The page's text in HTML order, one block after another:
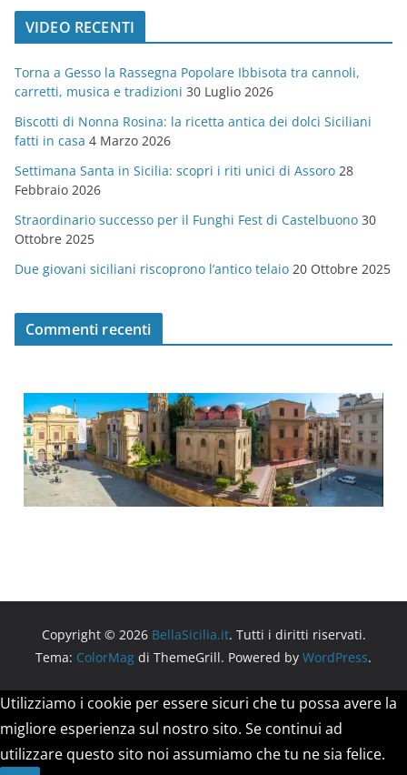
t
o
r
i
e
VIDEO RECENTI
Torna a Gesso la Rassegna Popolare Ibbisota tra cannoli,
carretti, musica e tradizioni 30 Luglio 2026
Biscotti di Nonna Rosina: la ricetta antica dei dolci Siciliani
fatti in casa 4 Marzo 2026
Settimana Santa in Sicilia: scopri i riti unici di Assoro 28
Febbraio 2026
Straordinario successo per il Funghi Fest di Castelbuono 30
Ottobre 2025
Due giovani siciliani riscoprono l’antico telaio 20 Ottobre 2025
Commenti recenti
Copyright © 2026 BellaSicilia.it. Tutti i diritti riservati.
Tema: ColorMag di ThemeGrill. Powered by WordPress.
Utilizziamo i cookie per essere sicuri che tu possa avere la
migliore esperienza sul nostro sito. Se continui ad
utilizzare questo sito noi assumiamo che tu ne sia felice.